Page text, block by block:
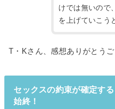
けでは無いので
を上げていこう
T・Kさん、感想ありがとうご
セックスの約束が確定す
始終！